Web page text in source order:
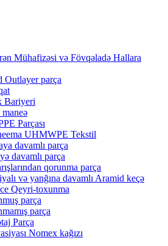
Mühafizəsi və Fövqəladə Hallara
Outlayer parça
Bariyeri
Parçası
UHMWPE Tekstil
davamlı parça
davamlı parça
qorunma parça
və yanğına davamlı Aramid keçə
Qeyri-toxunma
parça
parça
Parça
Nomex kağızı